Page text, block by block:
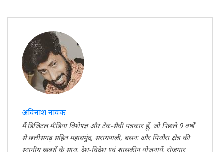
अविनाश नायक
मैं डिजिटल मीडिया विशेषज्ञ और टेक-सैवी पत्रकार हूँ, जो पिछले 9 वर्षों
से छत्तीसगढ़ सहित महासमुंद, सरायपाली, बसना और पिथौरा क्षेत्र की
स्थानीय खबरों के साथ, देश-विदेश एवं शासकीय योजनायें, रोजगार